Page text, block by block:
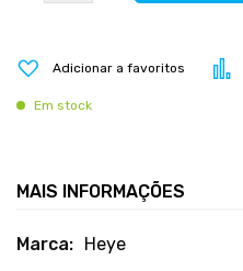
Adicionar a favoritos
Em stock
MAIS INFORMAÇÕES
Mais
Heye